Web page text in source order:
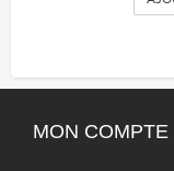
MON COMPTE